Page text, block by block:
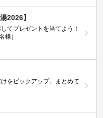
2026】
てプレゼントを当てよう！
様）
をピックアップ。まとめて